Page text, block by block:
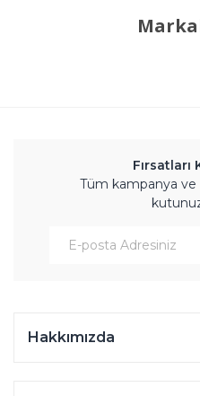
Fırsatları
Tüm kampanya ve
Hakkımızda